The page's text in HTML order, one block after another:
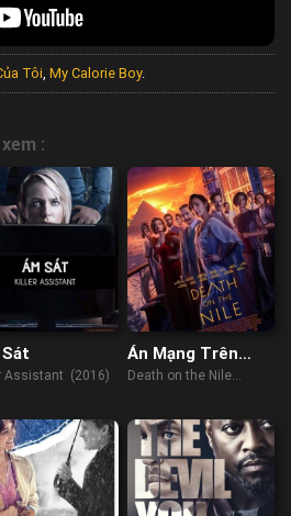
Tôi My Calorie Boy.
:
Assistant (2016)
Án Mạng Trên
Sông Nile
Death on the Nile